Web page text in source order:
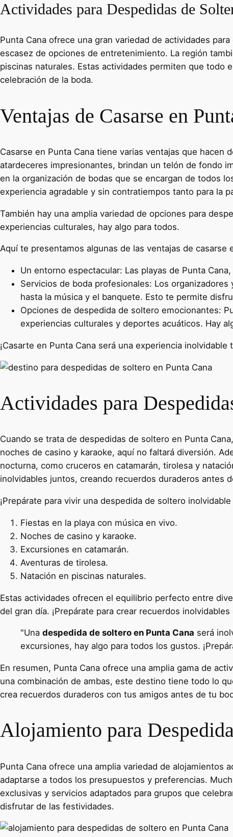
Actividades para Despedidas de
Punta Cana ofrece una gran variedad de actividades
escasez de opciones de entretenimiento. La región
piscinas naturales. Estas actividades permiten que
celebración de la boda.
Ventajas de Casarse en
Casarse en Punta Cana tiene varias ventajas que
atardeceres impresionantes, brindan un telón de fondo
en la organización de bodas que se encargan de todos
experiencia agradable y sin contratiempos tanto para la
También hay una amplia variedad de opciones para
experiencias culturales, hay algo para todos.
Aquí te presentamos algunas de las ventajas de casarse
Un entorno espectacular: Las playas de Punta
Servicios de boda profesionales: Los organizadores
hasta la música y el banquete. Esto te permite
Opciones de despedida de soltero emocionantes:
experiencias culturales y deportes acuáticos. Hay
¡Casarte en Punta Cana será una experiencia
Actividades para
Cuando se trata de despedidas de soltero en Punta
noches de casino y karaoke, aquí no faltará diversión.
nocturna, como cruceros en catamarán, tirolesa y
inolvidables juntos, creando recuerdos duraderos antes
¡Prepárate para vivir una despedida de soltero
Fiestas en la playa con música en vivo.
Noches de casino y karaoke.
Excursiones en catamarán.
Aventuras de tirolesa.
Natación en piscinas naturales.
Estas actividades ofrecen el equilibrio perfecto entre
del gran día. ¡Prepárate para crear recuerdos inolvidables
"Una despedida de soltero en Punta Cana será
excursiones, hay algo para todos los gustos.
En resumen, Punta Cana ofrece una amplia gama de
una combinación de ambas, este destino tiene todo lo
crea recuerdos duraderos con tus amigos antes de tu
Alojamiento para
Punta Cana ofrece una amplia variedad de
adaptarse a todos los presupuestos y preferencias.
exclusivas y servicios adaptados para grupos que
disfrutar de las festividades.